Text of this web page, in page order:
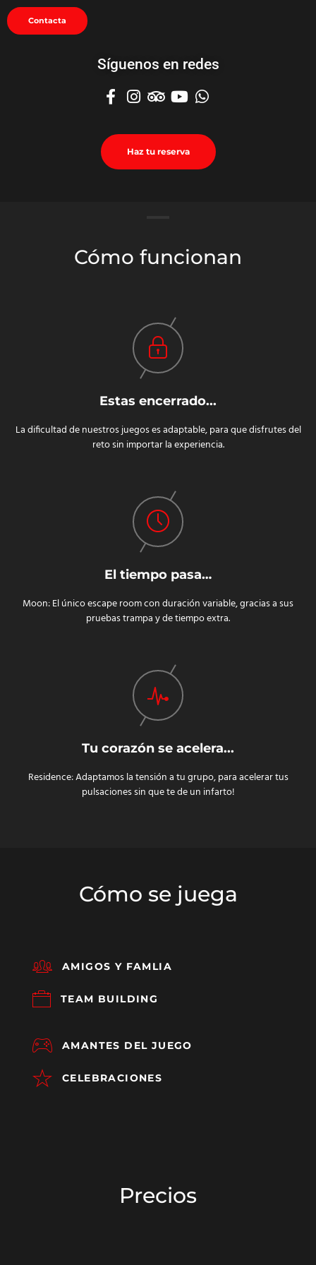
Contacta
Síguenos en redes
Haz tu reserva
Cómo funcionan
Estas encerrado...
La dificultad de nuestros juegos es adaptable, para que disfrutes del
reto sin importar la experiencia.
El tiempo pasa…
Moon: El único escape room con duración variable, gracias a sus
pruebas trampa y de tiempo extra.
Tu corazón se acelera...
Residence: Adaptamos la tensión a tu grupo, para acelerar tus
pulsaciones sin que te de un infarto!
Cómo se juega
AMIGOS Y FAMLIA
TEAM BUILDING
AMANTES DEL JUEGO
CELEBRACIONES
Precios